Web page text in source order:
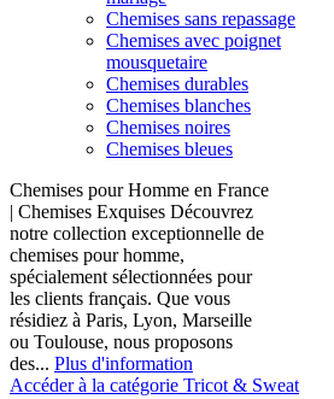
Chemises sans repassage
Chemises avec poignet
mousquetaire
Chemises durables
Chemises blanches
Chemises noires
Chemises bleues
Chemises pour Homme en France
| Chemises Exquises Découvrez
notre collection exceptionnelle de
chemises pour homme,
spécialement sélectionnées pour
les clients français. Que vous
résidiez à Paris, Lyon, Marseille
ou Toulouse, nous proposons
des... Plus d'information
Accéder à la catégorie Tricot & Sweat